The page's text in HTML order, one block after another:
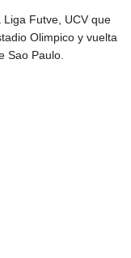
Futve, UCV que
Olimpico y vuelta
Sao Paulo.